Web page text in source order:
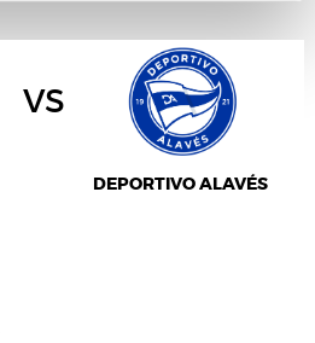
vs
DEPORTIVO ALAVÉS